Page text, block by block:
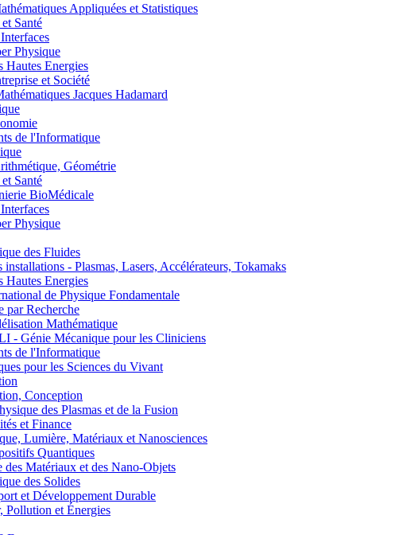
Appliquées et Statistiques
Santé
Physique
Energies
et Société
Jacques Hadamard
de l'Informatique
Géométrie
Santé
BioMédicale
Physique
des Fluides
- Plasmas, Lasers, Accélérateurs, Tokamaks
Energies
de Physique Fondamentale
Recherche
Mathématique
Génie Mécanique pour les Cliniciens
de l'Informatique
pour les Sciences du Vivant
Conception
des Plasmas et de la Fusion
et Finance
Lumière, Matériaux et Nanosciences
Quantiques
Matériaux et des Nano-Objets
des Solides
et Développement Durable
et Énergies